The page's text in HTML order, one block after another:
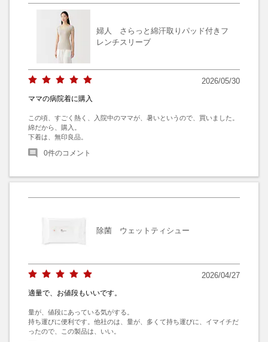
婦人 さらっと綿汗取りパッド付きフ
レンチスリーブ
2026/05/30
ママの病院着に購入
この頃、すごく熱く、入院中のママが、暑いというので、買いました。
綿だから、購入。
下着は、無印良品。
0件のコメント
除菌 ウェットティシュー
2026/04/27
適量で、お値段もいいです。
量が、値段にあっている気がする。
持ち運びに便利です。他社のは、量が、多くて持ち運びに、イマイチだ
ったので、この製品は、いい。